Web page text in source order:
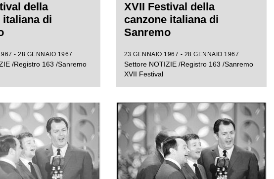
della
italiana di
- 28 GENNAIO 1967
/Registro 163 /Sanremo
XVII Festival della
canzone italiana di
Sanremo
23 GENNAIO 1967 - 28 GENNAIO 1967
Settore NOTIZIE /Registro 163 /Sanremo
XVII Festival